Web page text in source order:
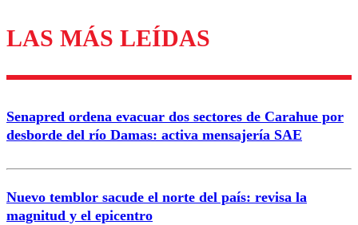
Los comentarios son moderados para garantizar un
diálogo respetuoso.
Correo
LAS MÁS LEÍDAS
Senapred ordena evacuar dos sectores de Carahue por
desborde del río Damas: activa mensajería SAE
Nuevo temblor sacude el norte del país: revisa la
magnitud y el epicentro